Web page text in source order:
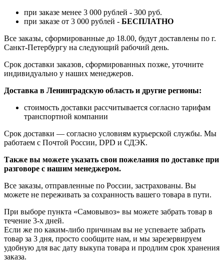
при заказе менее 3 000 рублей - 300 руб.
при заказе от 3 000 рублей - БЕСПЛАТНО
Все заказы, сформированные до 18.00, будут доставлены по г.
Санкт-Петербургу на следующий рабочий день.
Срок доставки заказов, сформированных позже, уточните
индивидуально у наших менеджеров.
Доставка в Ленинградскую область и другие регионы:
стоимость доставки рассчитывается согласно тарифам
транспортной компании
Срок доставки — согласно условиям курьерской службы. Мы
работаем с Почтой России, DPD и СДЭК.
Также вы можете указать свои пожелания по доставке при
разговоре с нашим менеджером.
Все заказы, отправленные по России, застрахованы. Вы
можете не переживать за сохранность вашего товара в пути.
При выборе пункта «Самовывоз» вы можете забрать товар в
течение 3-х дней.
Если же по каким-либо причинам вы не успеваете забрать
товар за 3 дня, просто сообщите нам, и мы зарезервируем
удобную для вас дату выкупа товара и продлим срок хранения
заказа.